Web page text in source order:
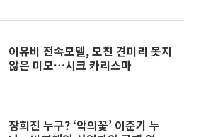
이유비 전속모델, 모친 견미리 못지
않은 미모…시크 카리스마
장희진 누구? ‘악의꽃’ 이준기 누